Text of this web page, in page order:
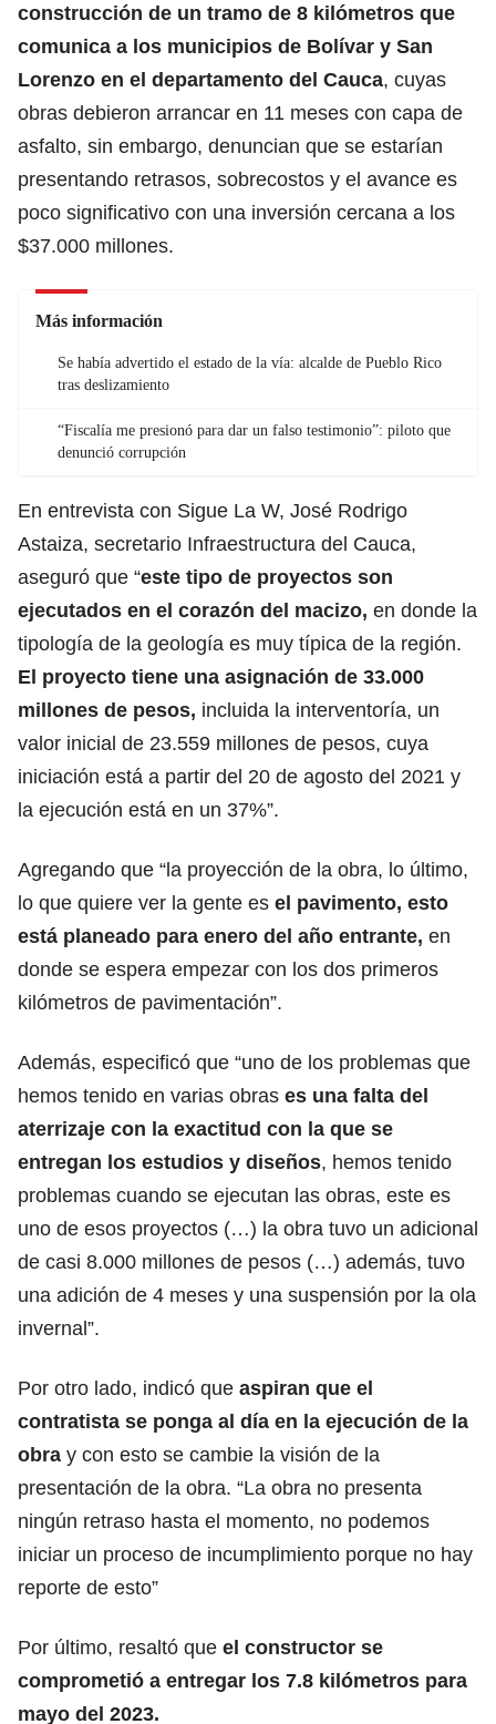
construcción de un tramo de 8 kilómetros que
comunica a los municipios de Bolívar y San
Lorenzo en el departamento del Cauca, cuyas
obras debieron arrancar en 11 meses con capa de
asfalto, sin embargo, denuncian que se estarían
presentando retrasos, sobrecostos y el avance es
poco significativo con una inversión cercana a los
$37.000 millones.
Más información
Se había advertido el estado de la vía: alcalde de Pueblo Rico
tras deslizamiento
“Fiscalía me presionó para dar un falso testimonio”: piloto que
denunció corrupción
En entrevista con Sigue La W, José Rodrigo
Astaiza, secretario Infraestructura del Cauca,
aseguró que “este tipo de proyectos son
ejecutados en el corazón del macizo, en donde la
tipología de la geología es muy típica de la región.
El proyecto tiene una asignación de 33.000
millones de pesos, incluida la interventoría, un
valor inicial de 23.559 millones de pesos, cuya
iniciación está a partir del 20 de agosto del 2021 y
la ejecución está en un 37%”.
Agregando que “la proyección de la obra, lo último,
lo que quiere ver la gente es el pavimento, esto
está planeado para enero del año entrante, en
donde se espera empezar con los dos primeros
kilómetros de pavimentación”.
Además, especificó que “uno de los problemas que
hemos tenido en varias obras es una falta del
aterrizaje con la exactitud con la que se
entregan los estudios y diseños, hemos tenido
problemas cuando se ejecutan las obras, este es
uno de esos proyectos (…) la obra tuvo un adicional
de casi 8.000 millones de pesos (…) además, tuvo
una adición de 4 meses y una suspensión por la ola
invernal”.
Por otro lado, indicó que aspiran que el
contratista se ponga al día en la ejecución de la
obra y con esto se cambie la visión de la
presentación de la obra. “La obra no presenta
ningún retraso hasta el momento, no podemos
iniciar un proceso de incumplimiento porque no hay
reporte de esto”
Por último, resaltó que el constructor se
comprometió a entregar los 7.8 kilómetros para
mayo del 2023.